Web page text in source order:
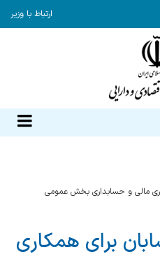
ارتباط با وزیر
مالی و حسابداری بخش عمومی
برای همکاری